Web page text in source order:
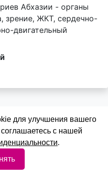
Абхазии - органы
зрение, ЖКТ, сердечно-
двигательный
области
Свердловской
для улучшения вашего
с нашей
.